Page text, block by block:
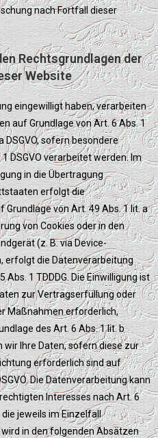
nach Fortfall dieser
Rechtsgrundlagen der
Website
eingewilligt haben, verarbeiten
auf Grundlage von Art. 6 Abs. 1
DSGVO, sofern besondere
DSGVO verarbeitet werden. Im
in die Übertragung
erfolgt die
von Art. 49 Abs. 1 lit. a
von Cookies oder in den
(z. B. via Device-
erfolgt die Datenverarbeitung
1 TDDDG. Die Einwilligung ist
zur Vertragserfüllung oder
Maßnahmen erforderlich,
des Art. 6 Abs. 1 lit. b
wir Ihre Daten, sofern diese zur
erforderlich sind auf
Die Datenverarbeitung kann
Interesses nach Art. 6
die jeweils im Einzelfall
in den folgenden Absätzen